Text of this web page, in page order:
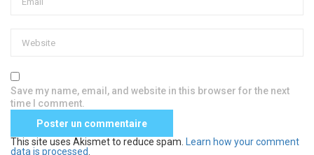
Save my name, email, and website in this browser for the next
time I comment.
This site uses Akismet to reduce spam. Learn how your comment
data is processed.